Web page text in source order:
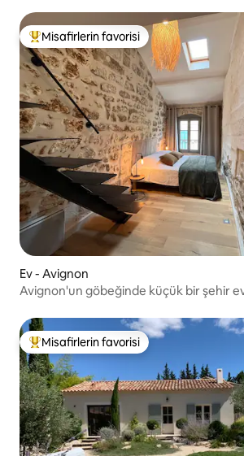
Misafirlerin favorilerinden en beğenilenler
Misafirlerin favorisi
Ev - Avignon
Avignon'un göbeğinde küçük bir şehir
Misafirlerin favorilerinden en beğenilenler
Misafirlerin favorisi